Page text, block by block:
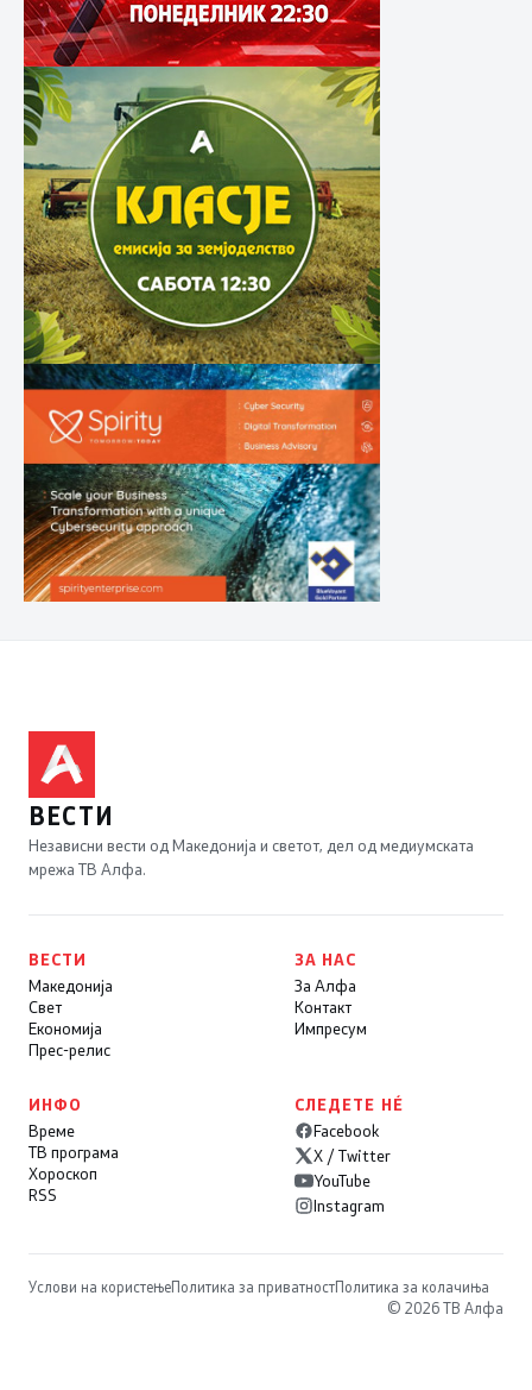
ВЕСТИ
Независни вести од Македонија и светот, дел од медиумската
мрежа ТВ Алфа.
ВЕСТИ
Македонија
Свет
Економија
Прес-релис
ЗА НАС
За Алфа
Контакт
Импресум
ИНФО
Време
ТВ програма
Хороскоп
RSS
СЛЕДЕТЕ НÉ
Facebook
X / Twitter
YouTube
Instagram
Услови на користењеПолитика за приватностПолитика за колачиња
© 2026 ТВ Алфа